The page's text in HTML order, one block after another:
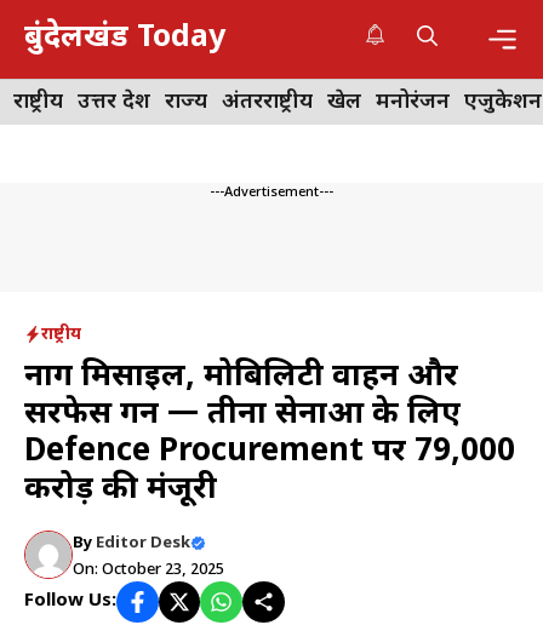
Skip
content
बुंदेलखंड Today
राष्ट्रीय उत्तर प्रदेश राज्य अंतरराष्ट्रीय खेल मनोरंजन एजुकेशन
---Advertisement---
राष्ट्रीय
नाग मिसाइल, मोबिलिटी वाहन और
सरफेस गन — तीनों सेनाओं के लिए
Defence Procurement पर ₹79,000
करोड़ की मंजूरी
By Editor Desk
On: October 23, 2025
Follow Us: